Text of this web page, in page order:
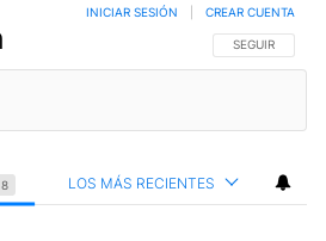
SIGA ESTA
SEGUIR
INICIAR SESIÓN CREAR CUENTA
8 LOS MÁS RECIENTES